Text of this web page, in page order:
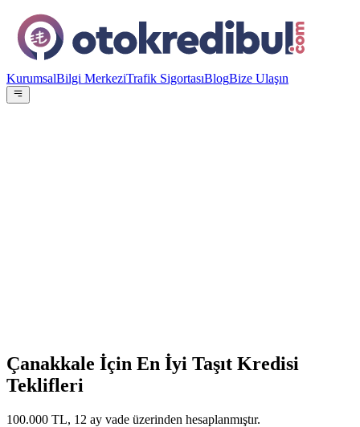
KurumsalBilgi MerkeziTrafik SigortasıBlogBize Ulaşın
Çanakkale İçin En İyi Taşıt Kredisi
Teklifleri
100.000 TL, 12 ay vade üzerinden hesaplanmıştır.